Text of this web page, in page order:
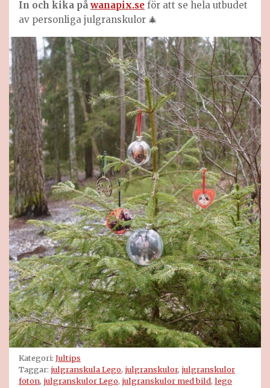
In och kika på wanapix.se för att se hela utbudet
av personliga julgranskulor 🎄
Kategori: Jultips
Taggar: julgranskula Lego, julgranskulor, julgranskulor
foton, julgranskulor Lego, julgranskulor med bild, lego